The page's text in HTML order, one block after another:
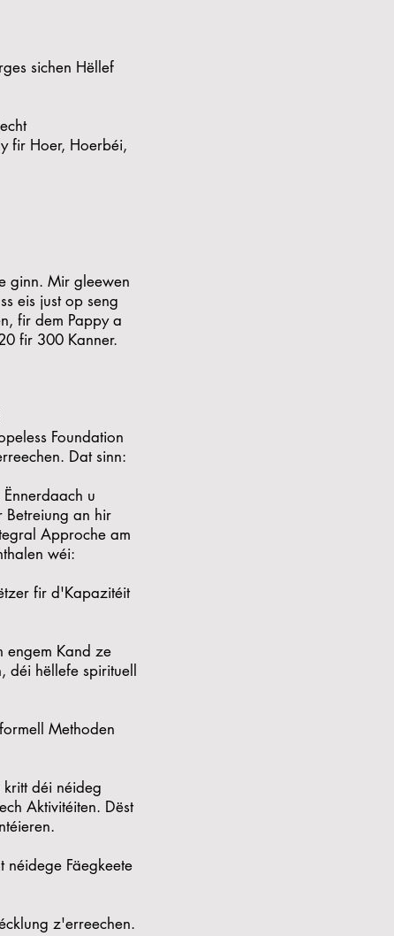
sichen Hëllef
fir Hoer, Hoerbéi,
ginn. Mir gleewen
eis just op seng
fir dem Pappy a
fir 300 Kanner.
Foundation
Dat sinn:
u
Betreiung an hir
Approche am
wéi:
fir d'Kapazitéit
engem Kand ze
hëllefe spirituell
Methoden
déi néideg
Aktivitéiten. Dëst
néidege Fäegkeete
z'erreechen.